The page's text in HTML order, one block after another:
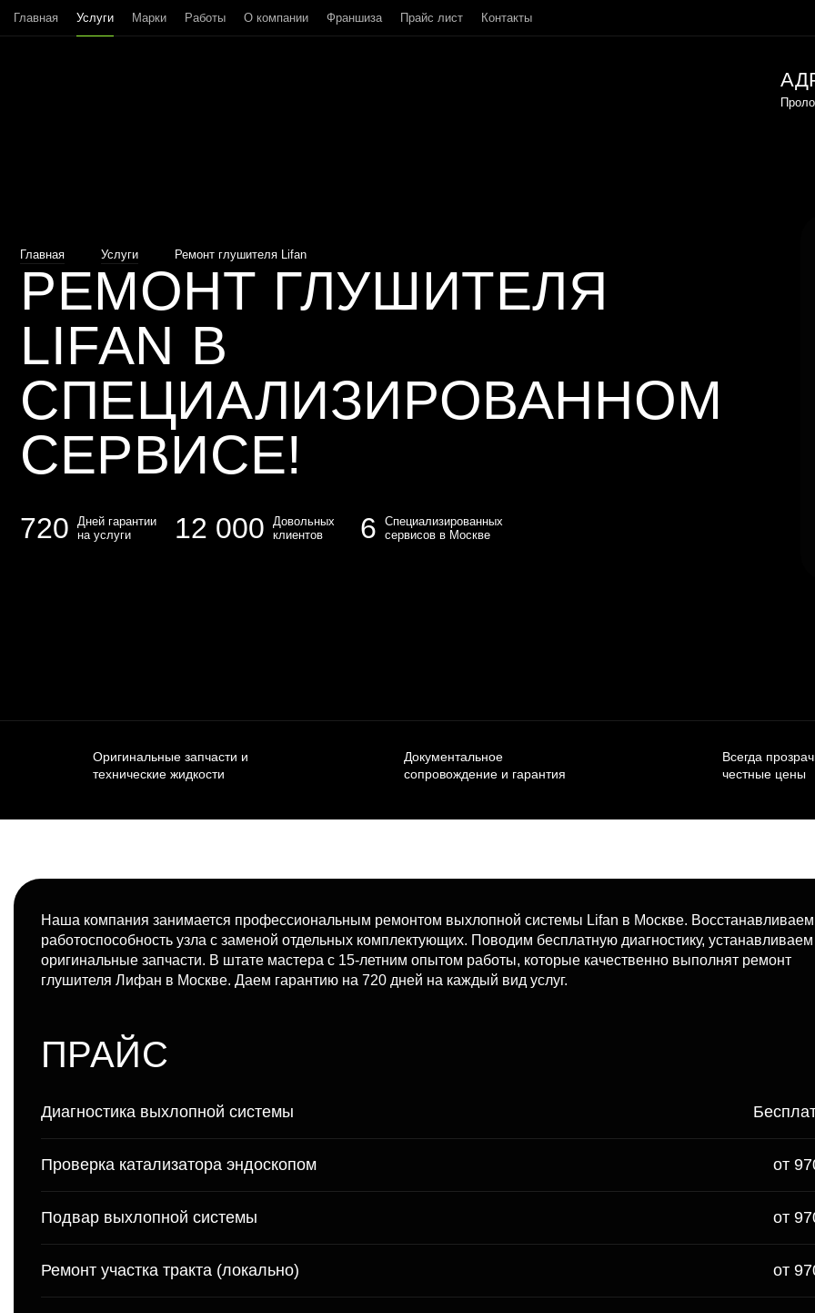
Главная Услуги Марки Работы О компании Франшиза Прайс лист Контакты
Главная Услуги Ремонт глушителя Lifan
РЕМОНТ ГЛУШИТЕЛЯ
LIFAN В
СПЕЦИАЛИЗИРОВАННОМ
СЕРВИСЕ!
720
Дней гарантии
на услуги
12 000
Довольных
клиентов
6
Специализированных
сервисов в Москве
Оригинальные запчасти и
технические жидкости
Документальное
сопровождение и гарантия
Всегда
честные цены
Наша компания занимается профессиональным ремонтом выхлопной системы Lifan в Москве. Восстанавливаем
работоспособность узла с заменой отдельных комплектующих. Поводим бесплатную диагностику, устанавливаем
оригинальные запчасти. В штате мастера с 15-летним опытом работы, которые качественно выполнят ремонт
глушителя Лифан в Москве. Даем гарантию на 720 дней на каждый вид услуг.
ПРАЙС
Диагностика выхлопной системы
Проверка катализатора эндоскопом от
Подвар выхлопной системы от
Ремонт участка тракта (локально) от